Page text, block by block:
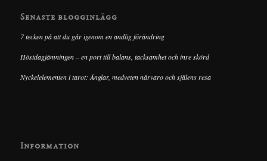
Senaste blogginlägg
7 tecken på att du går igenom en andlig förändring
Höstdagjämningen – en port till balans, tacksamhet och inre skörd
Nyckelelementen i tarot: Änglar, medveten närvaro och själens resa
Information